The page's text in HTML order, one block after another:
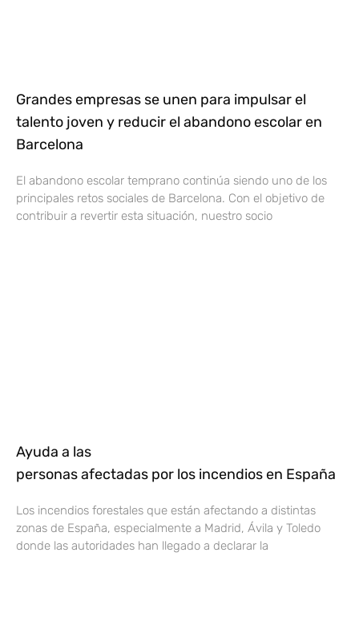
Grandes empresas se unen para impulsar el
talento joven y reducir el abandono escolar en
Barcelona
El abandono escolar temprano continúa siendo uno de los
principales retos sociales de Barcelona. Con el objetivo de
contribuir a revertir esta situación, nuestro socio
Ayuda a las
personas afectadas por los incendios en España
Los incendios forestales que están afectando a distintas
zonas de España, especialmente a Madrid, Ávila y Toledo
donde las autoridades han llegado a declarar la